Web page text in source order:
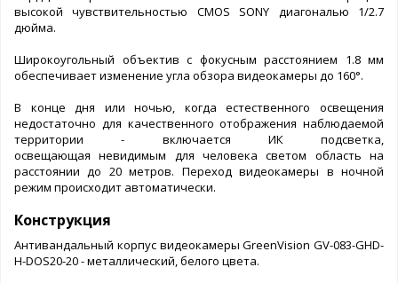
высокой чувствительностью CMOS SONY диагональю 1/2.7
дюйма.
Широкоугольный объектив с фокусным расстоянием 1.8 мм
обеспечивает изменение угла обзора видеокамеры до 160°.
В конце дня или ночью, когда естественного освещения
недостаточно для качественного отображения наблюдаемой
территории - включается ИК подсветка,
освещающая невидимым для человека светом область на
расстоянии до 20 метров. Переход видеокамеры в ночной
режим происходит автоматически.
Конструкция
Антивандальный корпус видеокамеры GreenVision GV-083-GHD-
H-DOS20-20 - металлический, белого цвета.